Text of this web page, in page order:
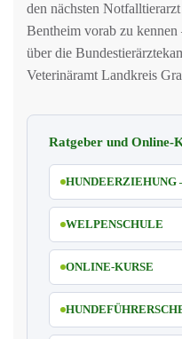
den nächsten
Bentheim vorab zu
über die
Veterinäramt Landkreis
Ratgeber und Online-
HUNDEERZIEHUNG
WELPENSCHULE
ONLINE-KURSE